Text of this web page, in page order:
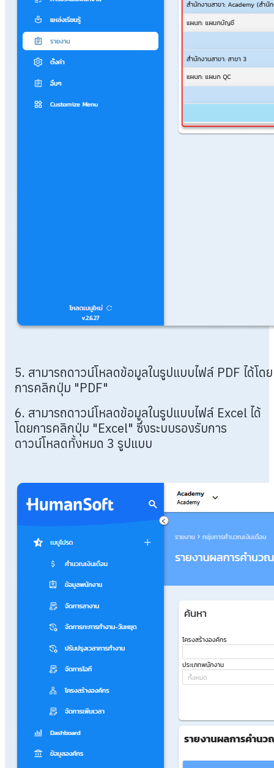
5. สามารถดาวน์โหลดข้อมูลในรูปแบบไฟล์ PDF ได้โดย
การคลิกปุ่ม "PDF"
6. สามารถดาวน์โหลดข้อมูลในรูปแบบไฟล์ Excel ได้
โดยการคลิกปุ่ม "Excel" ซึ่งระบบรองรับการ
ดาวน์โหลดทั้งหมด 3 รูปแบบ